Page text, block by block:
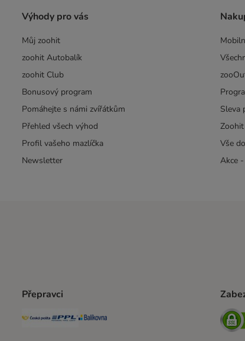
Výhody pro vás
Můj zoohit
zoohit Autobalík
zoohit Club
Bonusový program
Pomáhejte s námi zvířátkům
Přehled všech výhod
Profil vašeho mazlíčka
Newsletter
Sleva
Vše
Akce
Method
Přepravci
Česká pošta Shipping Method
PPL Shipping Method
Balíkovna Shipping Method